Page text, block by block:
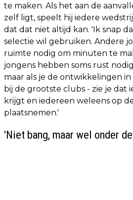
te maken. Als het aan de
zelf ligt, speelt hij iedere
dat dat niet altijd kan. 'Ik snap
selectie wil gebruiken. Andere
ruimte nodig om minuten te
jongens hebben soms rust
maar als je de ontwikkelingen
bij de grootste clubs - zie je dat
krijgt en iedereen weleens op
plaatsnemen.'
'Niet bang, maar wel onder